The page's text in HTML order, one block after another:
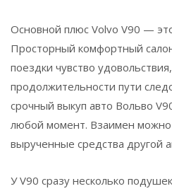
Основной плюс Volvo V90 —
Просторный комфортный
поездки чувство
продолжительности пути
срочный выкуп авто Вольво
любой момент. Взаимен можно
вырученные средства другой
У V90 сразу несколько